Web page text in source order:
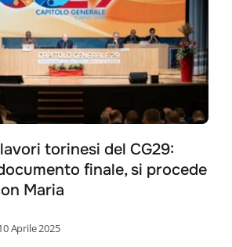
torinesi del CG29:
finale, si procede
Maria
Aprile 2025